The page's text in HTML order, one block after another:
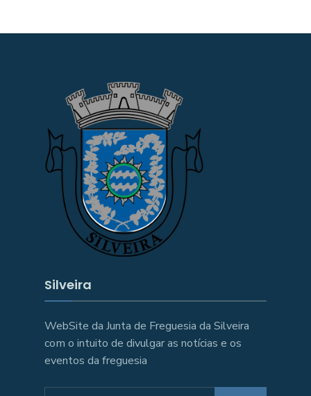
Silveira
WebSite da Junta de Freguesia da Silveira
com o intuito de divulgar as notícias e os
eventos da freguesia